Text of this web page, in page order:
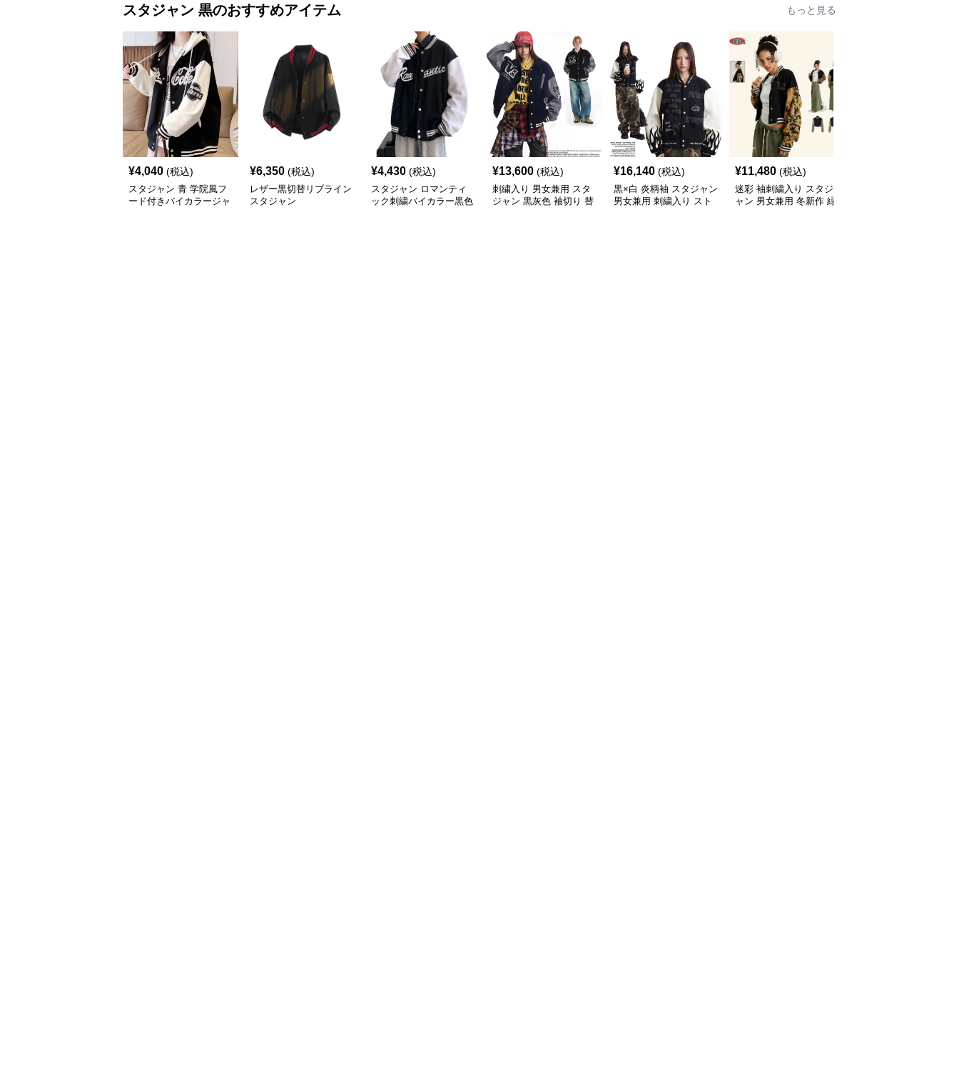
スタジャン 黒のおすすめアイテム もっと見る
¥4,040 (税込)
スタジャン 青 学院風フ
ード付きバイカラージャ
¥6,350 (税込)
レザー黒切替リブライン
スタジャン
¥4,430 (税込)
スタジャン ロマンティ
ック刺繍バイカラー黒色
¥13,600 (税込)
刺繍入り 男女兼用 スタ
ジャン 黒灰色 袖切り 替
¥16,140 (税込)
黒×白 炎柄袖 スタジャン
男女兼用 刺繍入り スト
¥11,480 (税込)
迷彩 袖刺繍入り スタジ
ャン 男女兼用 冬新作 緑